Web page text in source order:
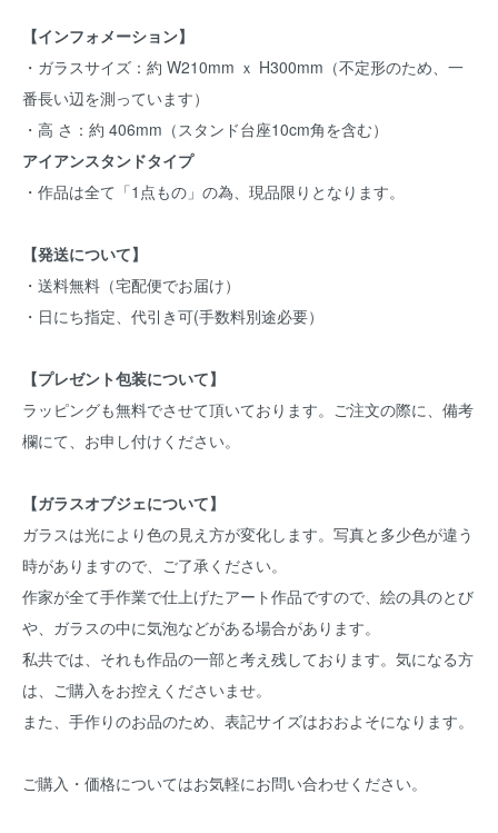
【インフォメーション】
・ガラスサイズ：約 W210mm ｘ H300mm（不定形のため、一
番長い辺を測っています）
・高 さ：約 406mm（スタンド台座10cm角を含む）
アイアンスタンドタイプ
・作品は全て「1点もの」の為、現品限りとなります。
【発送について】
・送料無料（宅配便でお届け）
・日にち指定、代引き可(手数料別途必要）
【プレゼント包装について】
ラッピングも無料でさせて頂いております。ご注文の際に、備考
欄にて、お申し付けください。
【ガラスオブジェについて】
ガラスは光により色の見え方が変化します。写真と多少色が違う
時がありますので、ご了承ください。
作家が全て手作業で仕上げたアート作品ですので、絵の具のとび
や、ガラスの中に気泡などがある場合があります。
私共では、それも作品の一部と考え残しております。気になる方
は、ご購入をお控えくださいませ。
また、手作りのお品のため、表記サイズはおおよそになります。
ご購入・価格についてはお気軽にお問い合わせください。